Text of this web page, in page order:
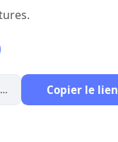
enfants doivent être
Copier le lien